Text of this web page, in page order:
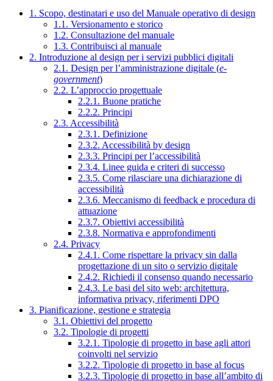
1. Scopo, destinatari e uso del Manuale operativo di design
1.1. Versionamento e storico
1.2. Consultazione del manuale
1.3. Contribuisci al manuale
2. Introduzione al design per i servizi pubblici digitali
2.1. Design per l’amministrazione digitale (e-
government)
2.2. L’approccio progettuale
2.2.1. Buone pratiche
2.2.2. Principi
2.3. Accessibilità
2.3.1. Definizione
2.3.2. Accessibilità by design
2.3.3. Principi per l’accessibilità
2.3.4. Linee guida e criteri di successo
2.3.5. Come rilasciare una dichiarazione di
accessibilità
2.3.6. Meccanismo di feedback e procedura di
attuazione
2.3.7. Obiettivi accessibilità
2.3.8. Normativa e approfondimenti
2.4. Privacy
2.4.1. Come rispettare la privacy sin dalla
progettazione di un sito o servizio digitale
2.4.2. Richiedi il consenso quando necessario
2.4.3. Le basi del sito web: architettura,
informativa privacy, riferimenti DPO
3. Pianificazione, gestione e strategia
3.1. Obiettivi del progetto
3.2. Tipologie di progetti
3.2.1. Tipologie di progetto in base agli attori
coinvolti nel servizio
3.2.2. Tipologie di progetto in base al focus
3.2.3. Tipologie di progetto in base all’ambito di